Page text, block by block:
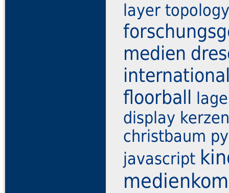
layer
medien
floorball
display
christbaum
javascript